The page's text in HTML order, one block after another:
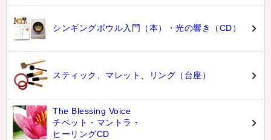
シンギングボウル入門（本）・光の響き（CD）
スティック、マレット、リング（台座）
The Blessing Voice
チベット・マントラ・
ヒーリングCD